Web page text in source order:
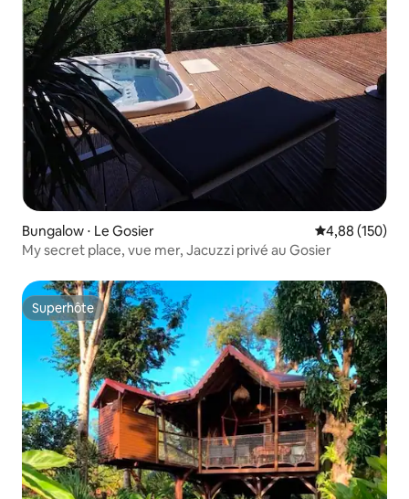
Bungalow ⋅ Le Gosier Évaluation
4,88 (150)
My secret place, vue mer, Jacuzzi privé au Gosier
Superhôte
Superhôte